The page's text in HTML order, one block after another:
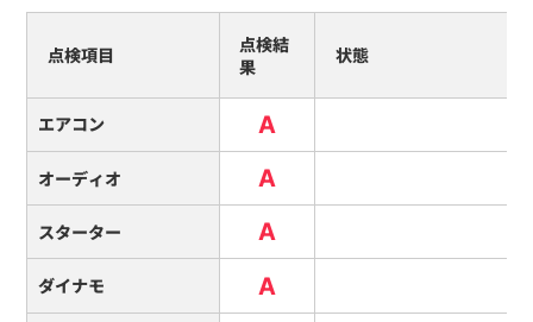
点検項目
点検結
果
状態
エアコン A
オーディオ A
スターター A
ダイナモ A